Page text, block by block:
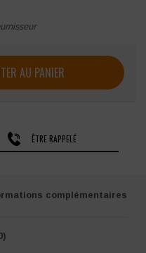
OSLO
AU PANIER
ÊTRE RAPPELÉ
complémentaires